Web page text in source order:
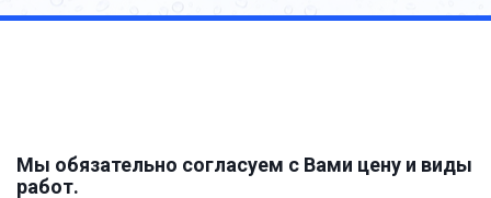
Мы обязательно согласуем с Вами цену и виды
работ.